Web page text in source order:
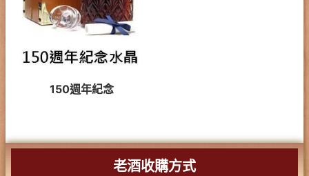
150週年紀念
老酒收購方式